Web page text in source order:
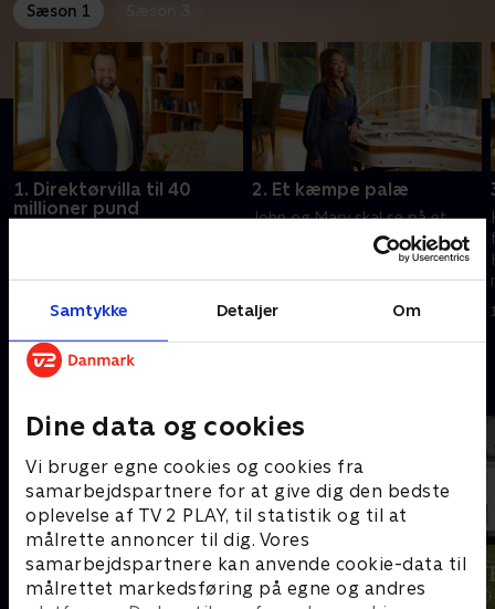
Samtykke Detaljer Om
Dine data og cookies
Vi bruger egne cookies og cookies fra
samarbejdspartnere for at give dig den bedste
oplevelse af TV 2 PLAY, til statistik og til at
målrette annoncer til dig. Vores
samarbejdspartnere kan anvende cookie-data til
målrettet markedsføring på egne og andres
Sæson 1
1. Direktørvilla til 40
millioner pund
Liverpool-fodbolddirektør
40 millioner pund.
2. Et kæmpe palæ
John og Mary skal se på et
kæmpe palæ på en 16 hektar
millionærkunde, og Leena og
Shereen kigger på to
'instagram-egnede' lejligheder.
6. juli 2022 • 46 min
Andre så også